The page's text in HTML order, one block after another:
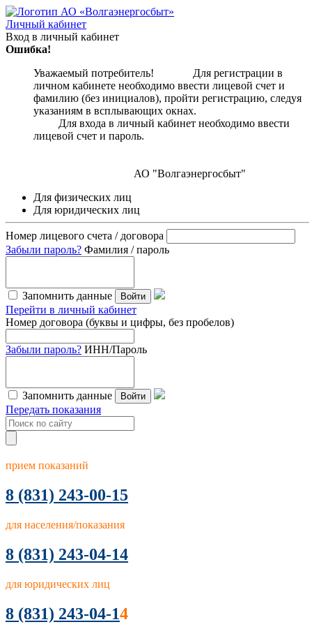
Личный кабинет
Вход в личный кабинет
Ошибка!
Уважаемый потребитель! Для регистрации в
личном кабинете необходимо ввести лицевой счет и
фамилию (без инициалов), пройти регистрацию, следуя
указаниям в всплывающих окнах.
Для входа в личный кабинет необходимо ввести
лицевой счет и пароль.
АО "Волгаэнергосбыт"
Для физических лиц
Для юридических лиц
Номер лицевого счета / договора
Забыли пароль? Фамилия / пароль
Запомнить данные Войти
Перейти в личный кабинет
Номер договора (буквы и цифры, без пробелов)
Забыли пароль? ИНН/Пароль
Запомнить данные Войти
Передать показания
прием показаний
8 (831) 243-00-15
для населения/показания
8 (831) 243-04-14
для юридических лиц
8 (831) 243-04-14